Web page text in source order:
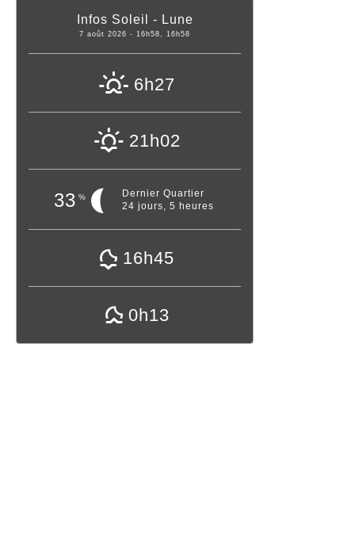
6h27
21h02
Dernier Quartier
16h45
0h13